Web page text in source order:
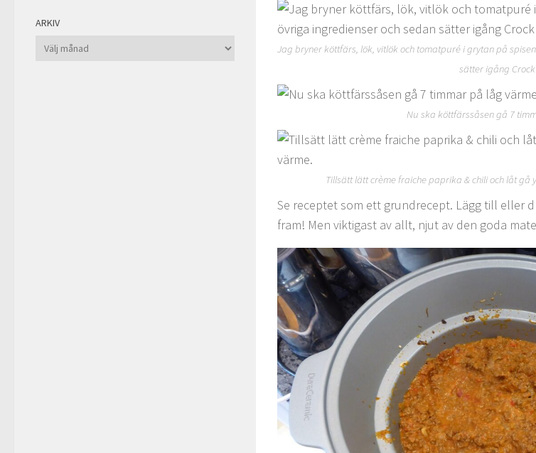
Jag bryner köttfärs, lök, vitlök och tomatpuré i grytan på
sätter igång Crock
Nu ska köttfärssåsen gå 7
Tillsätt lätt crème fraiche paprika & chili och låt
Se receptet som ett grundrecept. Lägg till eller
fram! Men viktigast av allt, njut av den goda
ARKIV
Arkiv